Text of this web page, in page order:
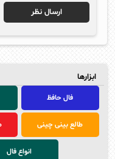
ابزارها
فال حافظ
طالع بینی چینی
انواع فال